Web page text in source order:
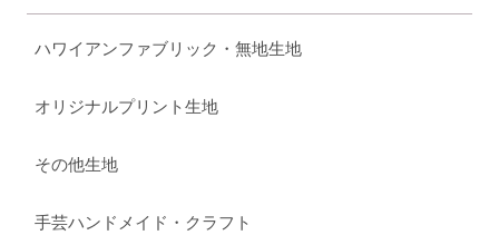
ハワイアンファブリック・無地生地
オリジナルプリント生地
その他生地
手芸ハンドメイド・クラフト